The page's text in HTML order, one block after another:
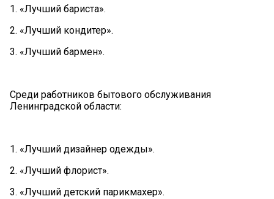
1. «Лучший бариста».
2. «Лучший кондитер».
3. «Лучший бармен».
Среди работников бытового обслуживания
Ленинградской области:
1. «Лучший дизайнер одежды».
2. «Лучший флорист».
3. «Лучший детский парикмахер».